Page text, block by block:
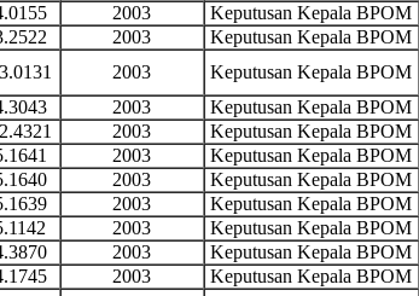
2003 Keputusan Kepala BPOM
2003 Keputusan Kepala BPOM
2003 Keputusan Kepala BPOM
2003 Keputusan Kepala BPOM
2003 Keputusan Kepala BPOM
2003 Keputusan Kepala BPOM
2003 Keputusan Kepala BPOM
2003 Keputusan Kepala BPOM
2003 Keputusan Kepala BPOM
2003 Keputusan Kepala BPOM
2003 Keputusan Kepala BPOM